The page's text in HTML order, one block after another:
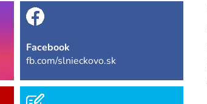
Facebook
fb.com/slnieckovo.sk